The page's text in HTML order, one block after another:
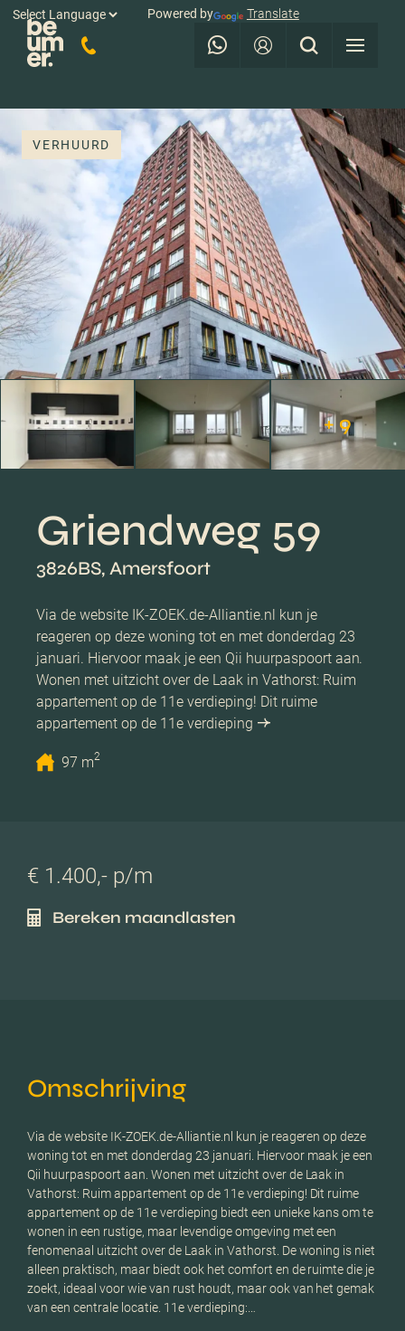
Powered by Translate
VERHUURD
+ 9
Griendweg 59
3826BS, Amersfoort
Via de website IK-ZOEK.de-Alliantie.nl kun je
reageren op deze woning tot en met donderdag 23
januari. Hiervoor maak je een Qii huurpaspoort aan.
Wonen met uitzicht over de Laak in Vathorst: Ruim
appartement op de 11e verdieping! Dit ruime
appartement op de 11e verdieping
97 m2
€ 1.400,- p/m
Bereken maandlasten
Omschrijving
Via de website IK-ZOEK.de-Alliantie.nl kun je reageren op deze
woning tot en met donderdag 23 januari. Hiervoor maak je een
Qii huurpaspoort aan. Wonen met uitzicht over de Laak in
Vathorst: Ruim appartement op de 11e verdieping! Dit ruime
appartement op de 11e verdieping biedt een unieke kans om te
wonen in een rustige, maar levendige omgeving met een
fenomenaal uitzicht over de Laak in Vathorst. De woning is niet
alleen praktisch, maar biedt ook het comfort en de ruimte die je
zoekt, ideaal voor wie van rust houdt, maar ook van het gemak
van een centrale locatie. 11e verdieping:…